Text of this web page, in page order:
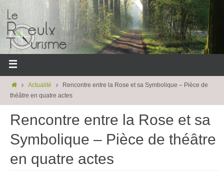
Actualité
Rencontre entre la Rose et sa Symbolique – Pièce de
théâtre en quatre actes
Rencontre entre la Rose et sa
Symbolique – Pièce de théâtre
en quatre actes